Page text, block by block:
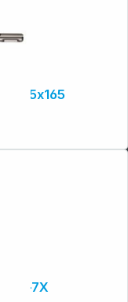
Bohrer 5x165
vorbehalten.